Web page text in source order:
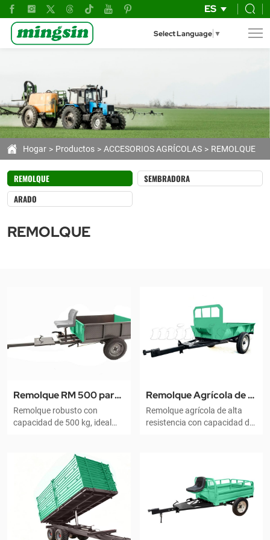
ES
Select Language ▼
Remolques
del
Cultivador
Alta
Calidad
para
Trabajos
Agrícolas
Eficientes
Hogar Productos ACCESORIOS AGRÍCOLAS REMOLQUE
REMOLQUE
SEMBRADORA
ARADO
REMOLQUE
Remolque RM 500 para
Motocultor de Servicio
Pesado
Remolque robusto con
capacidad de 500 kg, ideal
paneles laterales
desmontables para facilitar la
Remolque Agrícola de 1
Tonelada para
Remolque agrícola de alta
resistencia con capacidad de
para un transporte rural